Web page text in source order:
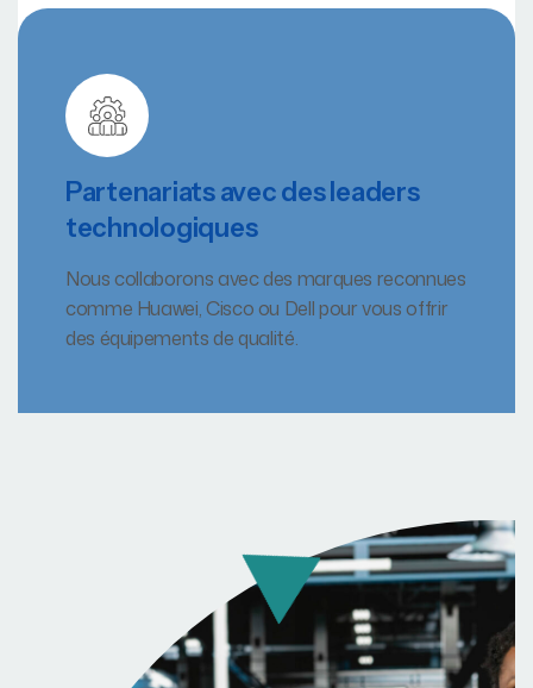
Partenariats avec des leaders
technologiques
Nous collaborons avec des marques reconnues
comme Huawei, Cisco ou Dell pour vous offrir
des équipements de qualité.